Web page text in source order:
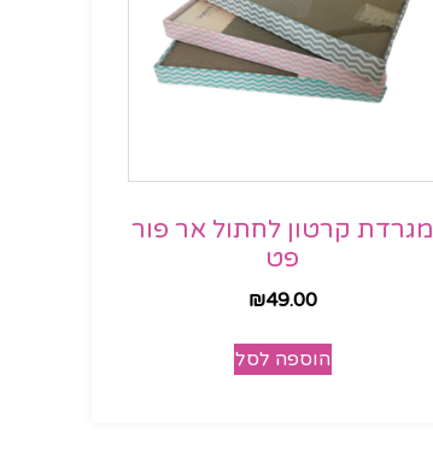
מגרדת קרטון לחתול אר פור
פט
₪49.00
הוספה לסל